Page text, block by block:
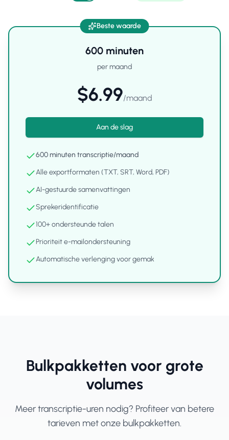
Beste waarde
600 minuten
per maand
$6.99/maand
Aan de slag
600minuten transcriptie/maand
Alle exportformaten (TXT, SRT, Word, PDF)
AI-gestuurde samenvattingen
Sprekeridentificatie
100+ ondersteunde talen
Prioriteit e-mailondersteuning
Automatische verlenging voor gemak
Bulkpakketten voor grote
volumes
Meer transcriptie-uren nodig? Profiteer van betere
tarieven met onze bulkpakketten.